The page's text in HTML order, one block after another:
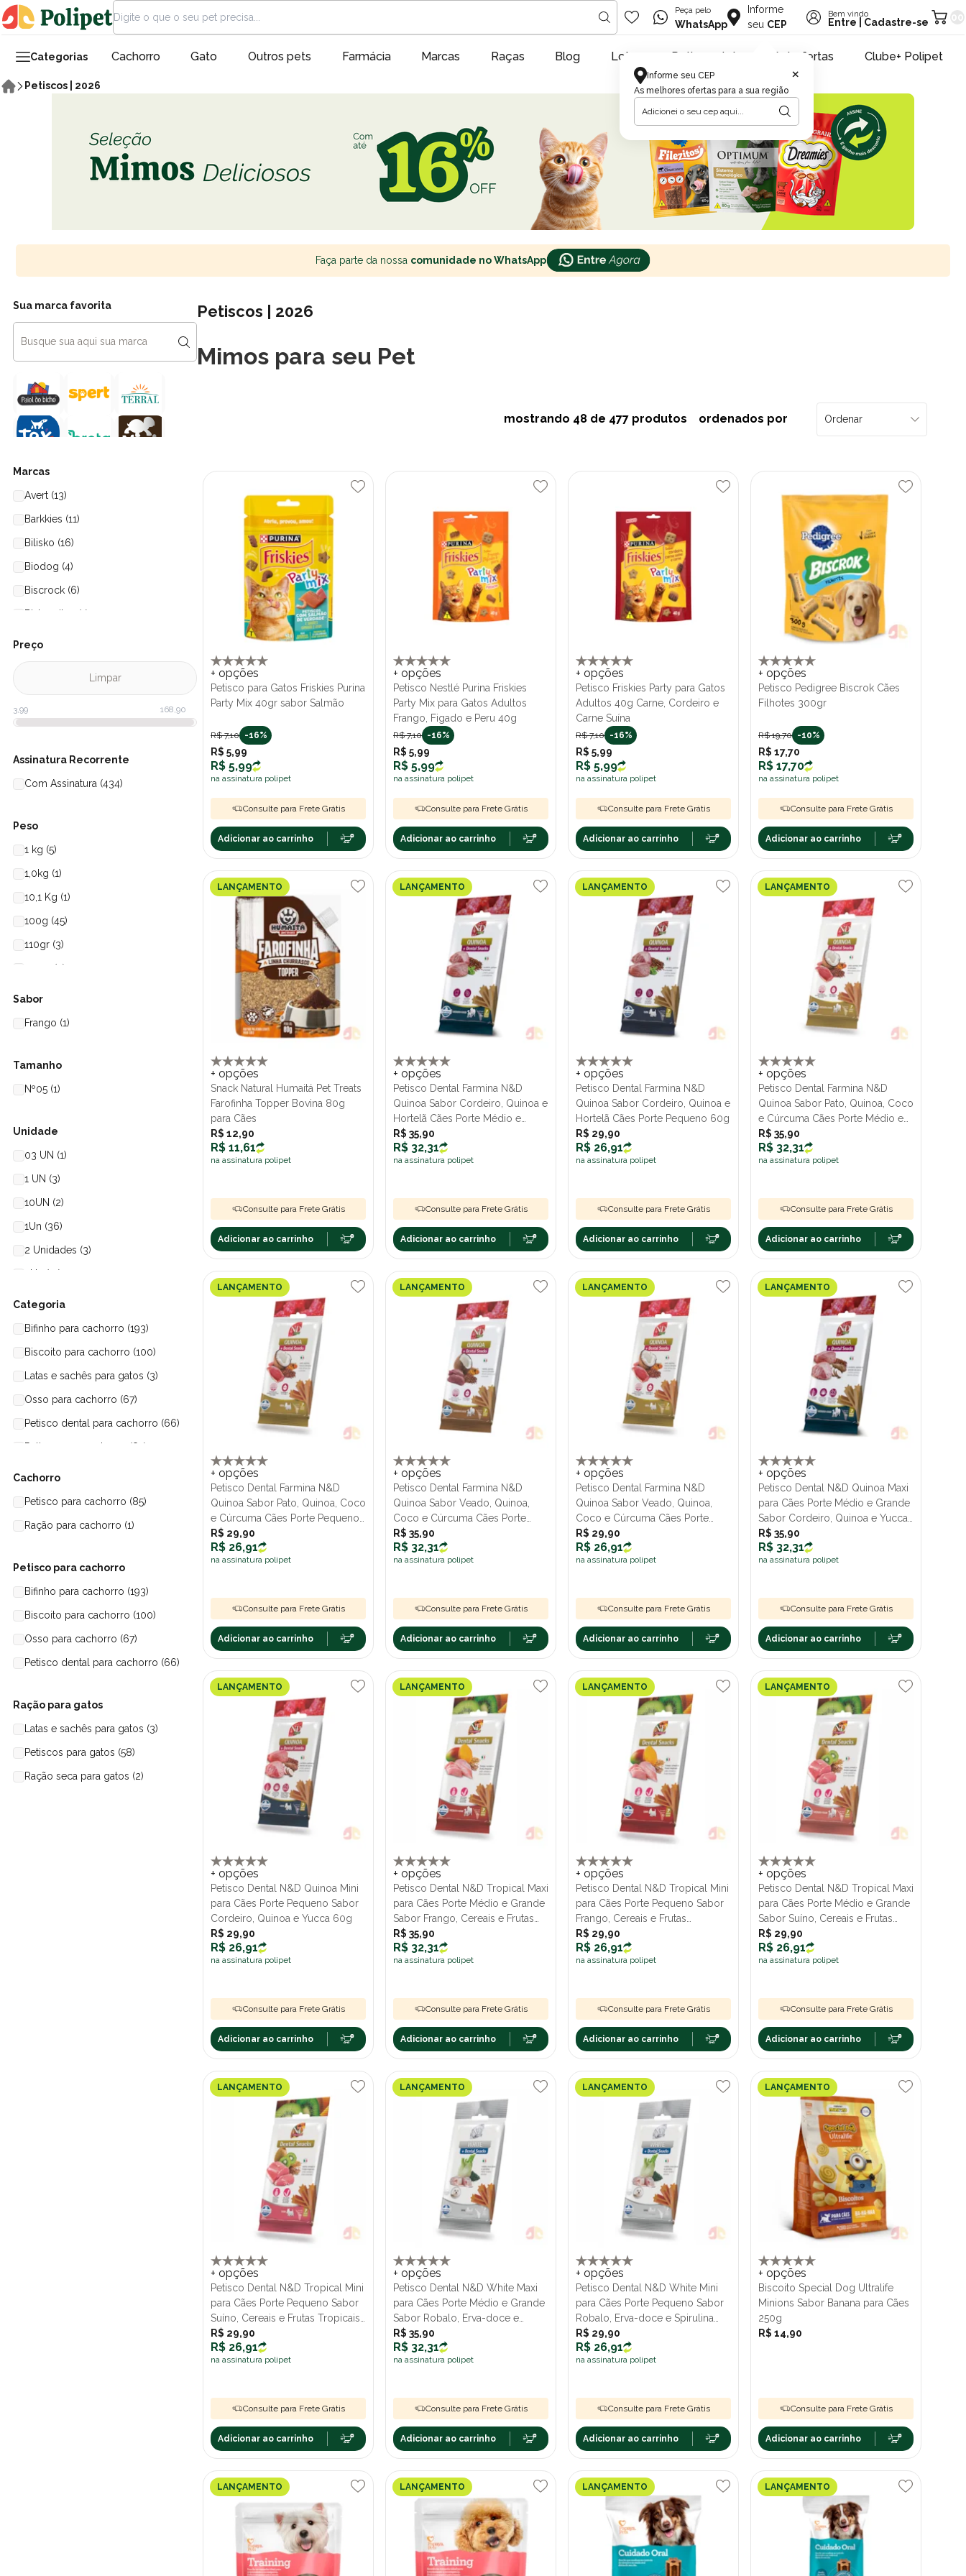
Peça pelo
WhatsApp
Informe
seu CEP
Informe seu CEP
As melhores ofertas para a sua região
×
Bem vindo
Entre Cadastre-se
Categorias Cachorro Gato Outros pets Farmácia Marcas Raças Blog Lojas Retire na loja Pet ofertas Clube+ Polipet
Petiscos | 2026
Faça parte da nossa comunidade no WhatsApp
Sua marca favorita
Marcas
Avert (13)
Barkkies (11)
Bilisko (16)
Biodog (4)
Biscrock (6)
Bistequitos (1)
Brupet (3)
Dentalife (1)
Dreamies (7)
Formula Natural (8)
GoldeN (5)
Hana Healthy Life (10)
Hana Natural Life (5)
Humaita Pet (5)
Inaba (6)
Just (10)
LL Pet (17)
Magnus (4)
Meowwies (2)
Monica Pets (1)
Natural Crisp (18)
Natural Farm (6)
Natural Maskoto (4)
OneByOne (7)
Optimum (3)
Organnact (11)
Padaria Pet (13)
Pedigree (16)
Pet Clean (19)
Pet Dog (12)
Pet Treats (27)
Peti Dog (10)
Petiscão (25)
Special Dog (10)
Tastefull (5)
Tex Brasil (2)
Truly (6)
Umami Pet (25)
Whiskas (3)
Preço
Limpar
Assinatura Recorrente
Com Assinatura (434)
Peso
1 kg (5)
1,0kg (1)
10,1 Kg (1)
100g (45)
110gr (3)
120gr (3)
160gr (2)
170gr (1)
200g (4)
200gr (2)
20g (10)
23gr (1)
250 g (3)
250g (1)
250mg (1)
270gr (1)
300gr (4)
30gr (3)
350 gr (1)
350g (7)
350gr (1)
42gr (1)
450gr (1)
45gr (1)
46 g (1)
470gr (3)
500g (1)
500gr (17)
50g (20)
50gr (3)
Sabor
Frango (1)
Tamanho
Nº05 (1)
Unidade
03 UN (1)
1 UN (3)
10UN (2)
1Un (36)
2 Unidades (3)
2Un (15)
Categoria
Bifinho para cachorro (193)
Biscoito para cachorro (100)
Latas e sachês para gatos (3)
Osso para cachorro (67)
Petisco dental para cachorro (66)
Petisco para cachorro (85)
Cachorro
Petisco para cachorro (85)
Ração para cachorro (1)
Petisco para cachorro
Bifinho para cachorro (193)
Biscoito para cachorro (100)
Osso para cachorro (67)
Petisco dental para cachorro (66)
Ração para gatos
Latas e sachês para gatos (3)
Petiscos para gatos (58)
Ração seca para gatos (2)
Petiscos | 2026
Mimos para seu Pet
mostrando 48de 477 produtos ordenados por
+ opções
Petisco para Gatos Friskies Purina
Party Mix 40gr sabor Salmão
R$ 7,10 -16%
R$ 5,99
R$ 5,99
na assinatura polipet
Consulte para Frete Grátis
Adicionar ao carrinho
+ opções
Petisco Nestlé Purina Friskies
Party Mix para Gatos Adultos
Frango, Figado e Peru 40g
R$ 7,10 -16%
R$ 5,99
R$ 5,99
na assinatura polipet
Consulte para Frete Grátis
Adicionar ao carrinho
+ opções
Petisco Friskies Party para Gatos
Adultos 40g Carne, Cordeiro e
Carne Suína
R$ 7,10 -16%
R$ 5,99
R$ 5,99
na assinatura polipet
Consulte para Frete Grátis
Adicionar ao carrinho
+ opções
Petisco Pedigree Biscrok Cães
Filhotes 300gr
R$ 19,70 -10%
R$ 17,70
R$ 17,70
na assinatura polipet
Consulte para Frete Grátis
Adicionar ao carrinho
LANÇAMENTO
+ opções
Snack Natural Humaitá Pet Treats
Farofinha Topper Bovina 80g
para Cães
R$ 12,90
R$ 11,61
na assinatura polipet
Consulte para Frete Grátis
Adicionar ao carrinho
LANÇAMENTO
+ opções
Petisco Dental Farmina N&D
Quinoa Sabor Cordeiro, Quinoa e
Hortelã Cães Porte Médio e
Grande 100g
R$ 35,90
R$ 32,31
na assinatura polipet
Consulte para Frete Grátis
Adicionar ao carrinho
LANÇAMENTO
+ opções
Petisco Dental Farmina N&D
Quinoa Sabor Cordeiro, Quinoa e
Hortelã Cães Porte Pequeno 60g
R$ 29,90
R$ 26,91
na assinatura polipet
Consulte para Frete Grátis
Adicionar ao carrinho
LANÇAMENTO
+ opções
Petisco Dental Farmina N&D
Quinoa Sabor Pato, Quinoa, Coco
e Cúrcuma Cães Porte Médio e
Grande 100g
R$ 35,90
R$ 32,31
na assinatura polipet
Consulte para Frete Grátis
Adicionar ao carrinho
LANÇAMENTO
+ opções
Petisco Dental Farmina N&D
Quinoa Sabor Pato, Quinoa, Coco
e Cúrcuma Cães Porte Pequeno
60g
R$ 29,90
R$ 26,91
na assinatura polipet
Consulte para Frete Grátis
Adicionar ao carrinho
LANÇAMENTO
+ opções
Petisco Dental Farmina N&D
Quinoa Sabor Veado, Quinoa,
Coco e Cúrcuma Cães Porte
Médio e Grande 100g
R$ 35,90
R$ 32,31
na assinatura polipet
Consulte para Frete Grátis
Adicionar ao carrinho
LANÇAMENTO
+ opções
Petisco Dental Farmina N&D
Quinoa Sabor Veado, Quinoa,
Coco e Cúrcuma Cães Porte
Pequeno 60g
R$ 29,90
R$ 26,91
na assinatura polipet
Consulte para Frete Grátis
Adicionar ao carrinho
LANÇAMENTO
+ opções
Petisco Dental N&D Quinoa Maxi
para Cães Porte Médio e Grande
Sabor Cordeiro, Quinoa e Yucca
100g
R$ 35,90
R$ 32,31
na assinatura polipet
Consulte para Frete Grátis
Adicionar ao carrinho
LANÇAMENTO
+ opções
Petisco Dental N&D Quinoa Mini
para Cães Porte Pequeno Sabor
Cordeiro, Quinoa e Yucca 60g
R$ 29,90
R$ 26,91
na assinatura polipet
Consulte para Frete Grátis
Adicionar ao carrinho
LANÇAMENTO
+ opções
Petisco Dental N&D Tropical Maxi
para Cães Porte Médio e Grande
Sabor Frango, Cereais e Frutas
Tropicais 100g
R$ 35,90
R$ 32,31
na assinatura polipet
Consulte para Frete Grátis
Adicionar ao carrinho
LANÇAMENTO
+ opções
Petisco Dental N&D Tropical Mini
para Cães Porte Pequeno Sabor
Frango, Cereais e Frutas
Tropicais 60g
R$ 29,90
R$ 26,91
na assinatura polipet
Consulte para Frete Grátis
Adicionar ao carrinho
LANÇAMENTO
+ opções
Petisco Dental N&D Tropical Maxi
para Cães Porte Médio e Grande
Sabor Suíno, Cereais e Frutas
Tropicais 100g
R$ 29,90
R$ 26,91
na assinatura polipet
Consulte para Frete Grátis
Adicionar ao carrinho
LANÇAMENTO
+ opções
Petisco Dental N&D Tropical Mini
para Cães Porte Pequeno Sabor
Suíno, Cereais e Frutas Tropicais
60g
R$ 29,90
R$ 26,91
na assinatura polipet
Consulte para Frete Grátis
Adicionar ao carrinho
LANÇAMENTO
+ opções
Petisco Dental N&D White Maxi
para Cães Porte Médio e Grande
Sabor Robalo, Erva-doce e
Spirulina 100g
R$ 35,90
R$ 32,31
na assinatura polipet
Consulte para Frete Grátis
Adicionar ao carrinho
LANÇAMENTO
+ opções
Petisco Dental N&D White Mini
para Cães Porte Pequeno Sabor
Robalo, Erva-doce e Spirulina
60g
R$ 29,90
R$ 26,91
na assinatura polipet
Consulte para Frete Grátis
Adicionar ao carrinho
LANÇAMENTO
+ opções
Biscoito Special Dog Ultralife
Minions Sabor Banana para Cães
250g
R$ 14,90
Consulte para Frete Grátis
Adicionar ao carrinho
LANÇAMENTO LANÇAMENTO LANÇAMENTO LANÇAMENTO